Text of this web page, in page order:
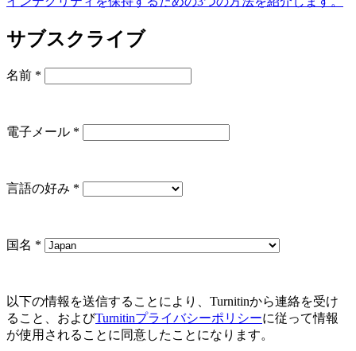
サブスクライブ
名前 *
電子メール *
言語の好み *
国名 *
以下の情報を送信することにより、Turnitinから連絡を受け
ること、およびTurnitinプライバシーポリシーに従って情報
が使用されることに同意したことになります。